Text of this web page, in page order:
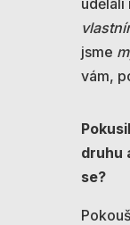
udělali
jsme
vám,
druhu
se?